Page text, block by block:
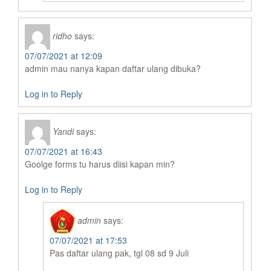
ridho says:
07/07/2021 at 12:09
admin mau nanya kapan daftar ulang dibuka?
Log in to Reply
Yandi says:
07/07/2021 at 16:43
Goolge forms tu harus diisi kapan min?
Log in to Reply
admin says:
07/07/2021 at 17:53
Pas daftar ulang pak, tgl 08 sd 9 Juli